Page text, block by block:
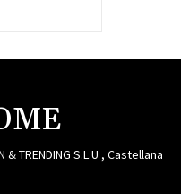
TRENDING S.L.U , Castellana